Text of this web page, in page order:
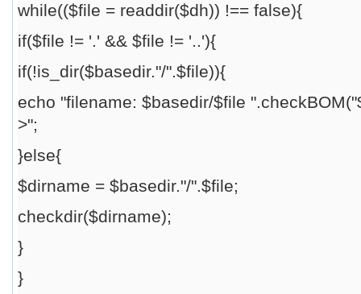
while(($file = readdir($dh)) !== false){
if($file != '.' && $file != '..'){
if(!is_dir($basedir."/".$file)){
echo "filename: $basedir/$file
>";
}else{
$dirname = $basedir."/".$file;
checkdir($dirname);
}
}